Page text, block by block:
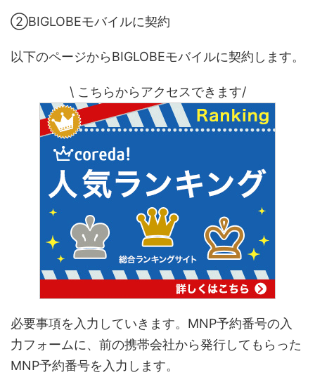
②BIGLOBEモバイルに契約
以下のページからBIGLOBEモバイルに契約します。
\ こちらからアクセスできます/
必要事項を入力していきます。MNP予約番号の入
力フォームに、前の携帯会社から発行してもらった
MNP予約番号を入力します。